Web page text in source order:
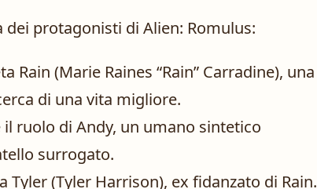
protagonisti di Alien: Romulus:
Rain (Marie Raines “Rain” Carradine), una
di una vita migliore.
il ruolo di Andy, un umano sintetico
surrogato.
Tyler (Tyler Harrison), ex fidanzato di Rain.